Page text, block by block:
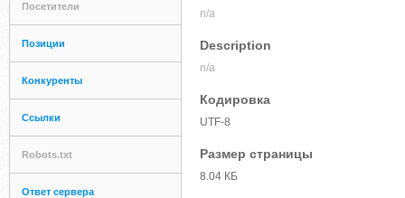
Посетители
Позиции
Конкуренты
Ссылки
Robots.txt
Ответ сервера
n/a
Description
n/a
Кодировка
UTF-8
Размер страницы
8.04 КБ